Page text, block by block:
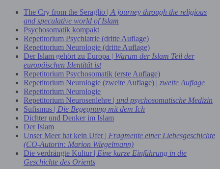
The Cry from the Seraglio | A journey through the religious
and speculative world of Islam
Psychosomatik kompakt
Repetitorium Psychiatrie (dritte Auflage)
Repetitorium Neurologie (dritte Auflage)
Der Islam gehört zu Europa | Warum der Islam Teil der
europäischen Identität ist
Repetitorium Psychosomatik (erste Auflage)
Repetitorium Neurologie (zweite Auflage) | zweite Auflage
Repetitorium Neurologie
Repetitorium Neurosenlehre | und psychosomatische Medizin
Sufismus | Die Begegnung mit dem Ich
Dichter und Denker im Islam
Der Islam
Unser Meer hat kein Ufer | Fragmente einer Liebesgeschichte
(CO-Autorin: Marion Wiegelmann)
Die verdrängte Kultur | Eine kurze Einführung in die
Geschichte des Orients